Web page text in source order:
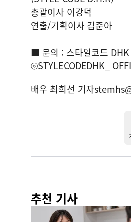
총괄이사 이강덕
연출/기획이사 김준아
■ 문의 : 스타일코드 DHK
⦾STYLECODEDHK_
배우 최희선 기자
추천 기사